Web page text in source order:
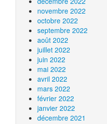
novembre 2022
octobre 2022
septembre 2022
août 2022
juillet 2022
juin 2022
mai 2022
avril 2022
mars 2022
février 2022
janvier 2022
décembre 2021